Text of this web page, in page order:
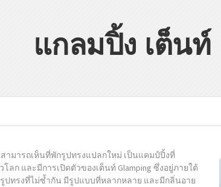
แกลมปิ้ง เต็นท์
มารถเห็นที่พักรูปทรงแปลกใหม่ เป็นแคมป์ปิ้งที่
โลก และมีการเปิดตัวของเต็นท์ Glamping ซึ่งอยู่ภายใต้
ปทรงที่ไม่ซ้ำกัน มีรูปแบบที่หลากหลาย และมีกลิ่นอาย